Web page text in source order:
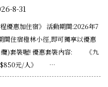
8-31
優惠加住宿》 活動期間:2026年7
間住宿橙林小徑,即可獨享以優惠
纜)套裝喔! 優惠套裝內容: 《九
$850元/人》 …